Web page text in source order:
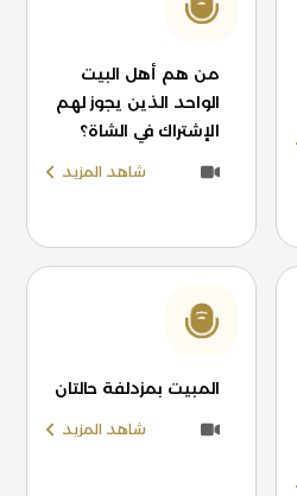
من هم أهل البيت
الواحد الذين يجوز لهم
الإشتراك في الشاة؟
شاهد المزيد
المبيت بمزدلفة حالتان
شاهد المزيد